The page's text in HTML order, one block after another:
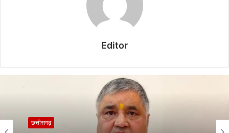
Editor
छत्तीसगढ़